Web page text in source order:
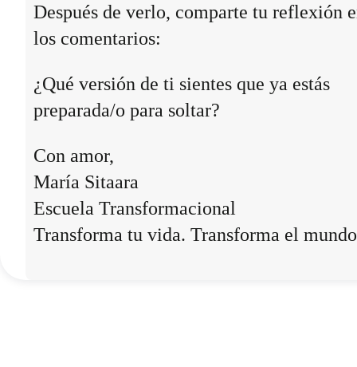
Después de verlo, comparte tu reflexión
los comentarios:
¿Qué versión de ti sientes que ya estás
preparada/o para soltar?
Con amor,
María Sitaara
Escuela Transformacional
Transforma tu vida. Transforma el